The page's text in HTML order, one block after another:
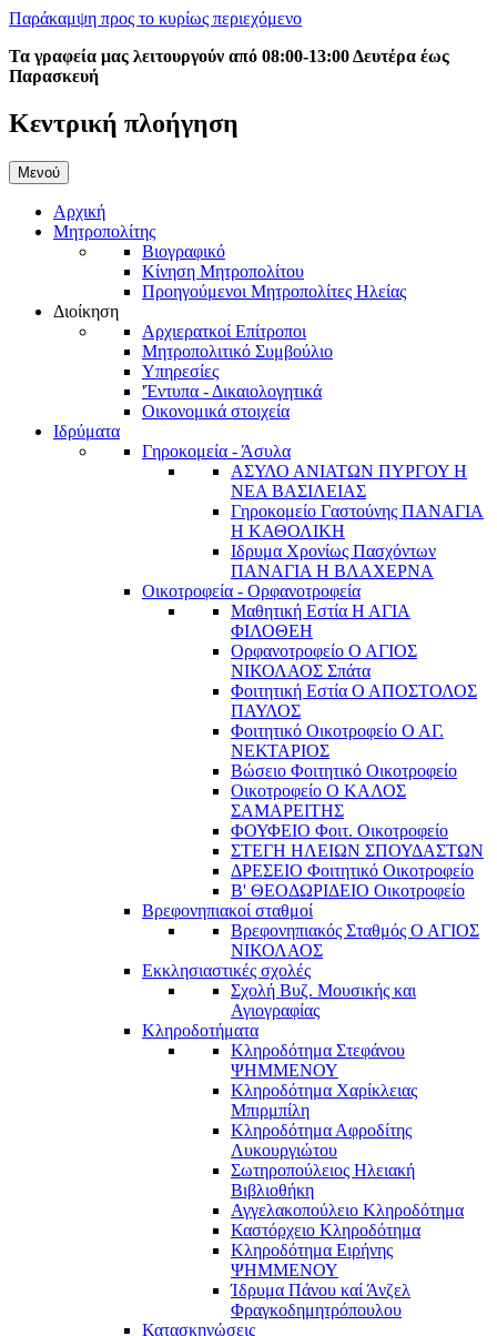
Παράκαμψη προς το κυρίως περιεχόμενο
Τα γραφεία μας λειτουργούν από 08:00-13:00 Δευτέρα έως
Παρασκευή
Κεντρική πλοήγηση
Μενού
Αρχική
Μητροπολίτης
Βιογραφικό
Κίνηση Μητροπολίτου
Προηγούμενοι Μητροπολίτες Ηλείας
Διοίκηση
Αρχιερατκοί Επίτροποι
Μητροπολιτικό Συμβούλιο
Υπηρεσίες
'Έντυπα - Δικαιολογητικά
Οικονομικά στοιχεία
Ιδρύματα
Γηροκομεία - Άσυλα
ΑΣΥΛΟ ΑΝΙΑΤΩΝ ΠΥΡΓΟΥ Η
ΝΕΑ ΒΑΣΙΛΕΙΑΣ
Γηροκομείο Γαστούνης ΠΑΝΑΓΙΑ
Η ΚΑΘΟΛΙΚΗ
Ιδρυμα Χρονίως Πασχόντων
ΠΑΝΑΓΙΑ Η ΒΛΑΧΕΡΝΑ
Οικοτροφεία - Ορφανοτροφεία
Μαθητική Εστία Η ΑΓΙΑ
ΦΙΛΟΘΕΗ
Ορφανοτροφείο Ο ΑΓΙΟΣ
ΝΙΚΟΛΑΟΣ Σπάτα
Φοιτητική Εστία Ο ΑΠΟΣΤΟΛΟΣ
ΠΑΥΛΟΣ
Φοιτητικό Οικοτροφείο Ο ΑΓ.
ΝΕΚΤΑΡΙΟΣ
Βώσειο Φοιτητικό Οικοτροφείο
Οικοτροφείο Ο ΚΑΛΟΣ
ΣΑΜΑΡΕΙΤΗΣ
ΦΟΥΦΕΙΟ Φοιτ. Οικοτροφείο
ΣΤΕΓΗ ΗΛΕΙΩΝ ΣΠΟΥΔΑΣΤΩΝ
ΔΡΕΣΕΙΟ Φοιτητικό Οικοτροφείο
Β' ΘΕΟΔΩΡΙΔΕΙΟ Οικοτροφείο
Βρεφονηπιακοί σταθμοί
Βρεφονηπιακός Σταθμός Ο ΑΓΙΟΣ
ΝΙΚΟΛΑΟΣ
Εκκλησιαστικές σχολές
Σχολή Βυζ. Μουσικής και
Αγιογραφίας
Κληροδοτήματα
Κληροδότημα Στεφάνου
ΨΗΜΜΕΝΟΥ
Κληροδότημα Χαρίκλειας
Μπιρμπίλη
Κληροδότημα Αφροδίτης
Λυκουργιώτου
Σωτηροπούλειος Ηλειακή
Βιβλιοθήκη
Αγγελακοπούλειο Κληροδότημα
Καστόρχειο Κληροδότημα
Κληροδότημα Ειρήνης
ΨΗΜΜΕΝΟΥ
Ίδρυμα Πάνου καί Άνζελ
Φραγκοδημητρόπουλου
Κατασκηνώσεις